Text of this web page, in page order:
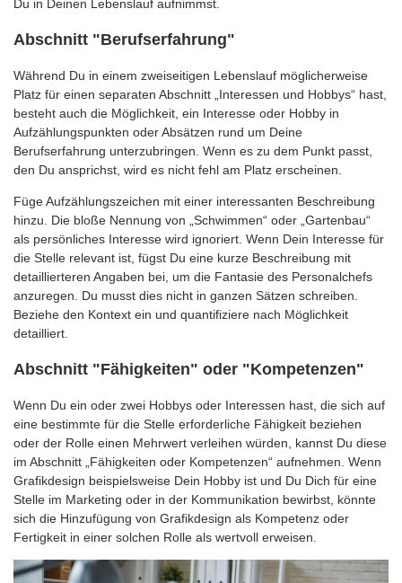
Du in Deinen Lebenslauf aufnimmst.
Abschnitt "Berufserfahrung"
Während Du in einem zweiseitigen Lebenslauf möglicherweise
Platz für einen separaten Abschnitt „Interessen und Hobbys“ hast,
besteht auch die Möglichkeit, ein Interesse oder Hobby in
Aufzählungspunkten oder Absätzen rund um Deine
Berufserfahrung unterzubringen. Wenn es zu dem Punkt passt,
den Du ansprichst, wird es nicht fehl am Platz erscheinen.
Füge Aufzählungszeichen mit einer interessanten Beschreibung
hinzu. Die bloße Nennung von „Schwimmen“ oder „Gartenbau“
als persönliches Interesse wird ignoriert. Wenn Dein Interesse für
die Stelle relevant ist, fügst Du eine kurze Beschreibung mit
detaillierteren Angaben bei, um die Fantasie des Personalchefs
anzuregen. Du musst dies nicht in ganzen Sätzen schreiben.
Beziehe den Kontext ein und quantifiziere nach Möglichkeit
detailliert.
Abschnitt "Fähigkeiten" oder "Kompetenzen"
Wenn Du ein oder zwei Hobbys oder Interessen hast, die sich auf
eine bestimmte für die Stelle erforderliche Fähigkeit beziehen
oder der Rolle einen Mehrwert verleihen würden, kannst Du diese
im Abschnitt „Fähigkeiten oder Kompetenzen“ aufnehmen. Wenn
Grafikdesign beispielsweise Dein Hobby ist und Du Dich für eine
Stelle im Marketing oder in der Kommunikation bewirbst, könnte
sich die Hinzufügung von Grafikdesign als Kompetenz oder
Fertigkeit in einer solchen Rolle als wertvoll erweisen.